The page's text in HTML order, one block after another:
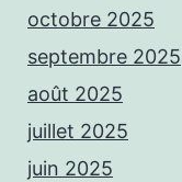
octobre 2025
septembre 2025
août 2025
juillet 2025
juin 2025